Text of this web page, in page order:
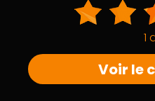
1
Voir le